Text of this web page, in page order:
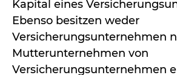
Kapital eines
Ebenso besitzen weder
Versicherungsunternehmen
Mutterunternehmen von
Versicherungsunternehmen